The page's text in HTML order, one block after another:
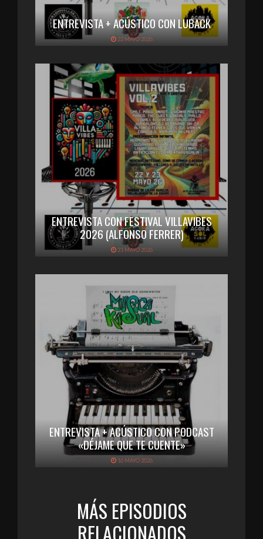
ENTREVISTA + ACÚSTICO CON LUBACK
22 MAYO 2026
ENTREVISTA CON FESTIVAL VILLAVIBES
2026 (ALFONSO FERRER)
21 MAYO 2026
ENTREVISTA + ACÚSTICO CON PODCAST
«DÉJAME QUE TE CUENTE»
16 MAYO 2026
MÁS EPISODIOS
RELACIONADOS